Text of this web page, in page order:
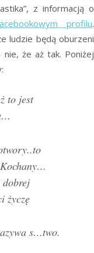
z informacją o
profilu.
ludzie będą oburzeni
że aż tak. Poniżej
to jest
życzę
s…two.